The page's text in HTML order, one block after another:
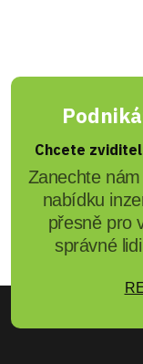
Chcete
Zanechte
nabídku
přesně pro
správné